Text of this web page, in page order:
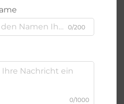
0/200
0/1000